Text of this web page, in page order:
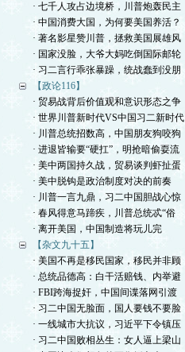
· 七千人攻占边境桥，川普炮轰民主
· 中国消费大国，为何要美国养活？
· 著名影星赞川普，拯救美国展雄风
· 国家没脸，大爷大妈吃倒国际邮轮
· 习二言行乖张暴躁，统战蠢到没朋
【政论116】
· 贸易战背后价值观和意识形态之争
· 世界川普新时代VS中国习二新时代
· 川普总统招数高，中国朋友狗咬狗
· 进退皆输要“硬扛”，明抢暗偷耍流
· 美中两国持久战，贸易谈判虾扯蛋
· 美中脱钩是政治制度对决的前奏
· 川普一言九鼎，习二中国胆战心惊
· 春风得意马蹄疾，川普总统忒“俗
· 离开美国，中国制造将玩儿完
【杂文九十五】
· 美国不再是移民国家，移民并非顾
· 总统品德高：白干活赔钱、内举避
· FBI跨海捉奸，中国间谍落网引渡
· 习二中国无脸面，国人要钱不要脸
· 一线城市大抗议，习近平下令镇压
· 习二中国败相丛生：女人逼上梁山